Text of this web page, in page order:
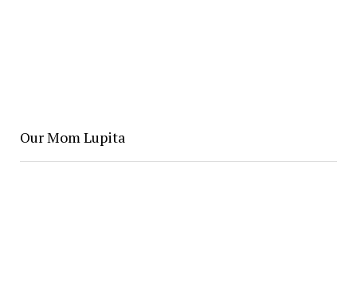
Our Mom Lupita